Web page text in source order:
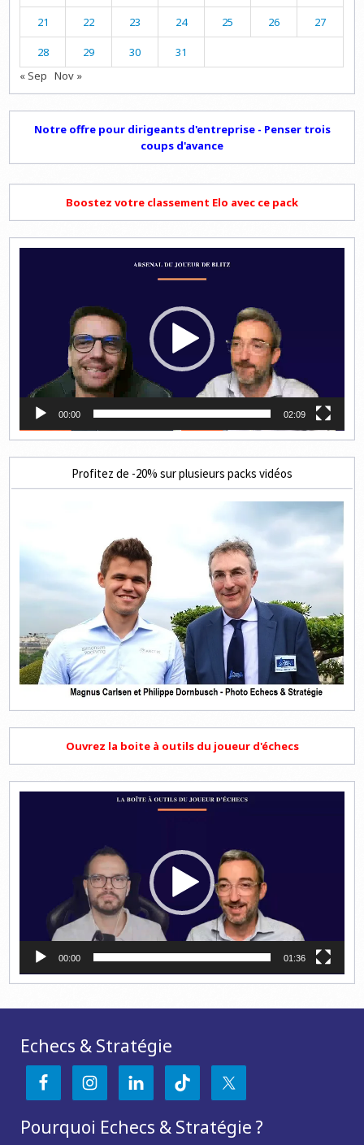
21 22 23 24 25 26 27
28 29 30
31
« Sep Nov »
Notre offre pour dirigeants d'entreprise - Penser trois
coups d'avance
Boostez votre classement Elo avec ce pack
00:00 02:09
Profitez de -20% sur plusieurs packs vidéos
Ouvrez la boite à outils du joueur d'échecs
00:00 01:36
Echecs & Stratégie
Pourquoi Echecs & Stratégie ?